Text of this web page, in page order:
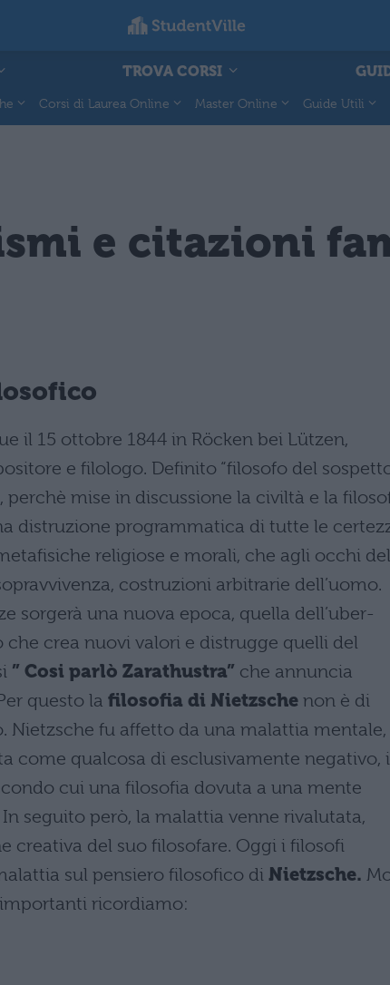
TROVA CORSI
Corsi di Laurea Online Master Online Guide Utili
e citazioni
il 15 ottobre 1844 in Röcken bei Lützen,
e filologo. Definito “filosofo del
perchè mise in discussione la civiltà e la
distruzione programmatica di tutte le
religiose e morali, che agli occhi del
costruzioni arbitrarie dell’uomo.
sorgerà una nuova epoca, quella dell’uber-
che crea nuovi valori e distrugge quelli del
” Cosi parlò Zarathustra” che annuncia
questo la filosofia di Nietzsche non è di
Nietzsche fu affetto da una malattia mentale,
come qualcosa di esclusivamente negativo,
cui una filosofia dovuta a una mente
seguito però, la malattia venne rivalutata,
creativa del suo filosofare. Oggi i filosofi
sul pensiero filosofico di Nietzsche.
ricordiamo: